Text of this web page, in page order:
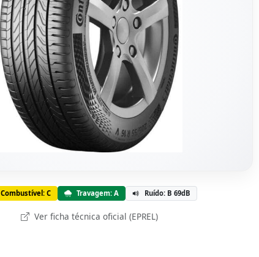
Combustível: C Travagem: A Ruído: B 69dB
Ver ficha técnica oficial (EPREL)